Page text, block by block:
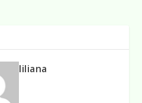
liliana